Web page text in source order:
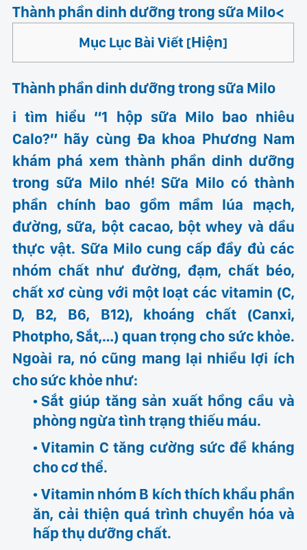
Thành phần dinh dưỡng trong sữa Milo<
Mục Lục Bài Viết [Hiện]
Thành phần dinh dưỡng trong sữa Milo
i tìm hiểu “1 hộp sữa Milo bao nhiêu
Calo?” hãy cùng Đa khoa Phương Nam
khám phá xem thành phần dinh dưỡng
trong sữa Milo nhé! Sữa Milo có thành
phần chính bao gồm mầm lúa mạch,
đường, sữa, bột cacao, bột whey và dầu
thực vật. Sữa Milo cung cấp đầy đủ các
nhóm chất như đường, đạm, chất béo,
chất xơ cùng với một loạt các vitamin (C,
D, B2, B6, B12), khoáng chất (Canxi,
Photpho, Sắt,…) quan trọng cho sức khỏe.
Ngoài ra, nó cũng mang lại nhiều lợi ích
cho sức khỏe như:
Sắt giúp tăng sản xuất hồng cầu và
phòng ngừa tình trạng thiếu máu.
Vitamin C tăng cường sức đề kháng
cho cơ thể.
Vitamin nhóm B kích thích khẩu phần
ăn, cải thiện quá trình chuyển hóa và
hấp thụ dưỡng chất.